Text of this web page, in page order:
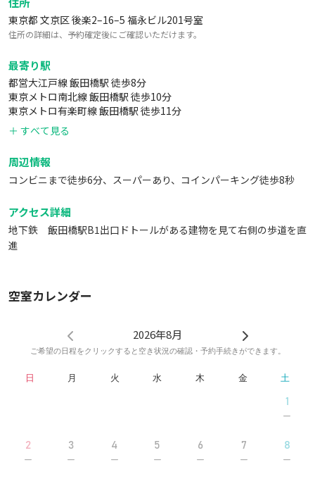
東京都 文京区 後楽2–16–5 福永ビル201号室
住所の詳細は、予約確定後にご確認いただけます。
最寄り駅
都営大江戸線 飯田橋駅 徒歩8分
東京メトロ南北線 飯田橋駅 徒歩10分
東京メトロ有楽町線 飯田橋駅 徒歩11分
＋ すべて見る
周辺情報
コンビニまで徒歩6分、スーパーあり、コインパーキング徒歩8秒
アクセス詳細
地下鉄 飯田橋駅B1出口ドトールがある建物を見て右側の歩道を直
進
空室カレンダー
2026年8月
ご希望の日程をクリックすると空き状況の確認・予約手続きができます。
日 月 火 水 木 金 土
1
2 3 4 5 6 7 8